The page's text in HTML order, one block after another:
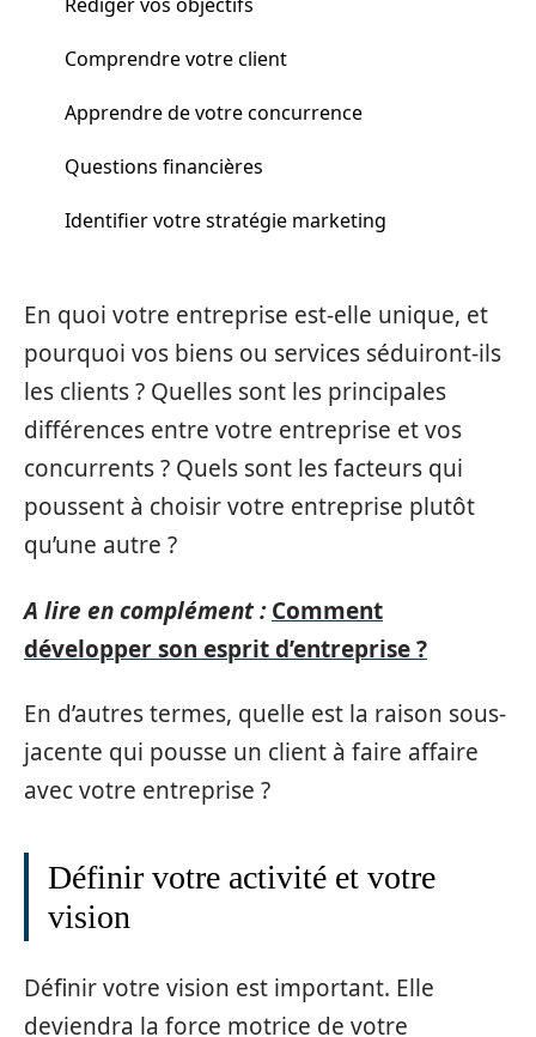
Comprendre votre client
Apprendre de votre concurrence
Questions financières
Identifier votre stratégie marketing
En quoi votre entreprise est-elle unique, et
pourquoi vos biens ou services séduiront-ils
les clients ? Quelles sont les principales
différences entre votre entreprise et vos
concurrents ? Quels sont les facteurs qui
poussent à choisir votre entreprise plutôt
qu’une autre ?
A lire en complément : Comment
développer son esprit d’entreprise ?
En d’autres termes, quelle est la raison sous-
jacente qui pousse un client à faire affaire
avec votre entreprise ?
Définir votre activité et votre
vision
Définir votre vision est important. Elle
deviendra la force motrice de votre